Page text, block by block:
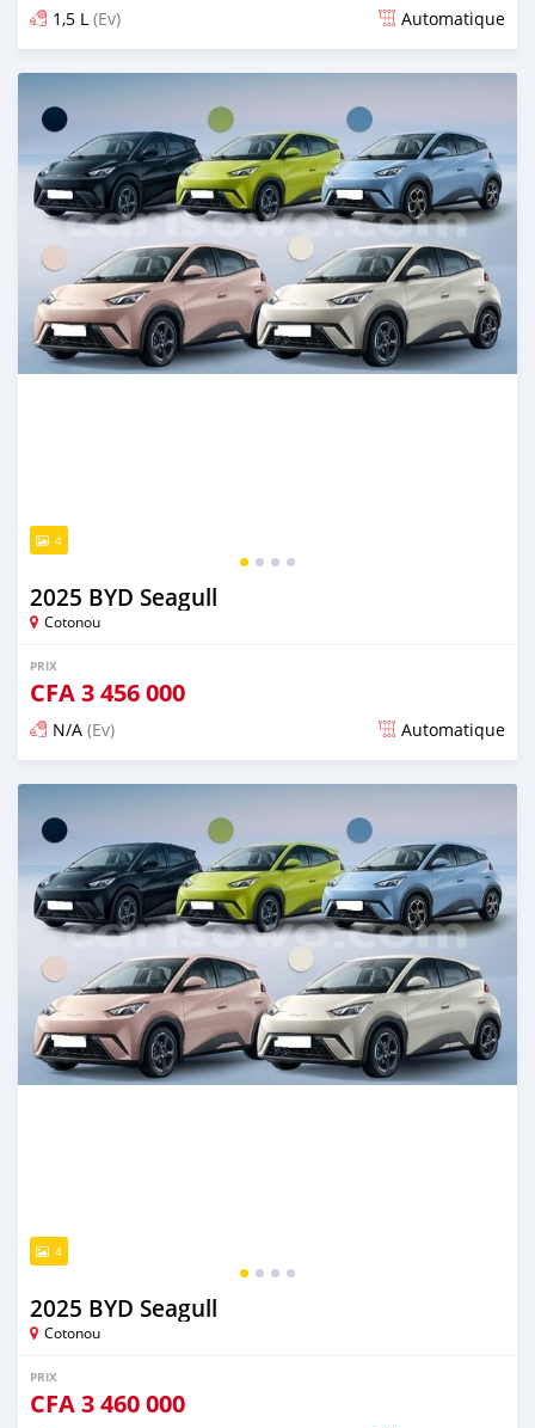
1,5 L (Ev) Automatique
Publié il y a 13 jours
4
2025 BYD Seagull
Cotonou
PRIX
CFA3 456 000
N/A (Ev) Automatique
Publié il y a 13 jours
4
2025 BYD Seagull
Cotonou
PRIX
CFA3 460 000